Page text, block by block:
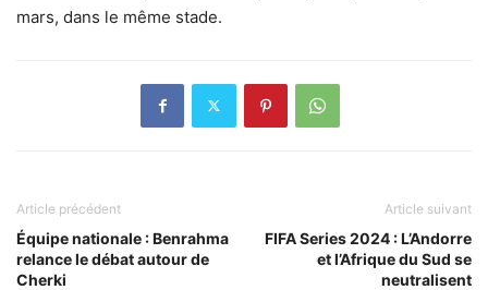
mars, dans le même stade.
Article précédent
Équipe nationale : Benrahma
relance le débat autour de
Cherki
Article suivant
FIFA Series 2024 : L’Andorre
et l’Afrique du Sud se
neutralisent